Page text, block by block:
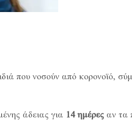
που νοσούν από κορονοϊό,
άδειας για 14 ημέρες αν τα